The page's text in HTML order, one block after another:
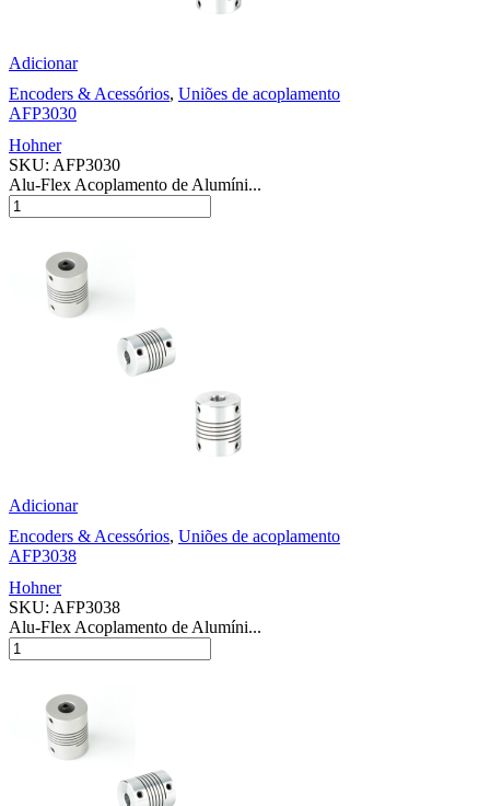
Adicionar
Encoders & Acessórios, Uniões de acoplamento
AFP3030
Hohner
SKU: AFP3030
Alu-Flex Acoplamento de Alumíni...
Adicionar
Encoders & Acessórios, Uniões de acoplamento
AFP3038
Hohner
SKU: AFP3038
Alu-Flex Acoplamento de Alumíni...